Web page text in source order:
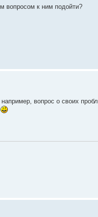
вопросом к ним подойти?
вопрос о своих